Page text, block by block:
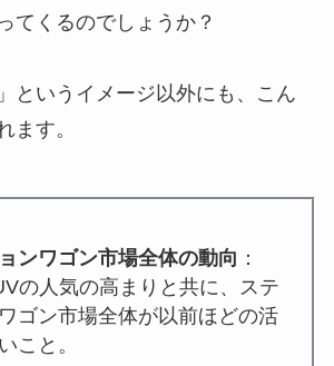
てくるのでしょうか？
というイメージ以外にも、こん
ます。
ンワゴン市場全体の動向 ：
の人気の高まりと共に、ステ
ゴン市場全体が以前ほどの活
こと。